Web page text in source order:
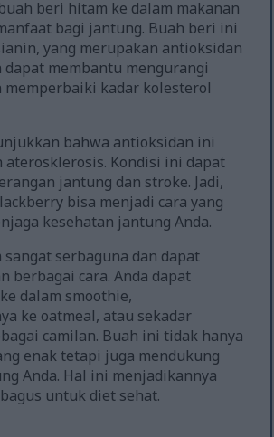
beri hitam ke dalam makanan
bagi jantung. Buah beri ini
yang merupakan antioksidan
dapat membantu mengurangi
memperbaiki kadar kolesterol
bahwa antioksidan ini
aterosklerosis. Kondisi ini dapat
jantung dan stroke. Jadi,
bisa menjadi cara yang
kesehatan jantung Anda.
serbaguna dan dapat
berbagai cara. Anda dapat
dalam smoothie,
ke oatmeal, atau sekadar
camilan. Buah ini tidak hanya
enak tetapi juga mendukung
Anda. Hal ini menjadikannya
untuk diet sehat.